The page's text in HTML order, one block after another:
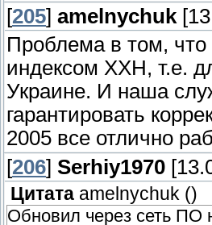
[205] amelnychuk
Проблема в том, что
индексом XXH, т.е.
Украине. И наша
гарантировать
2005 все отлично
[206] Serhiy1970
Цитата amelnychuk ()
Обновил через сеть ПО